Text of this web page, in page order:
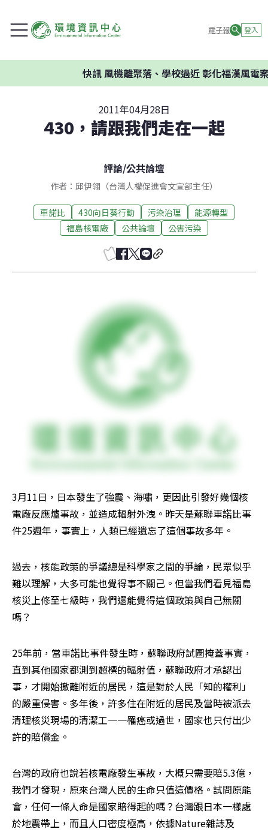
電子報 登入
快訊風機離聚落、學校過近 彰化福漢風電案
2011年04月28日
430，請跟我們走在一起
評論/公共論壇
作者：邱伊翎（台灣人權促進會文宣部主任）
車諾比 430向日葵行動 污染治理
能源轉型
福島核電廠
公共論壇 公害污染
3月11日，日本發生了強震、海嘯，更因此引發好幾個核
電廠反應爐事故，並造成輻射外洩。昨天是蘇聯車諾比事
件25週年，事實上，人類已經遺忘了這個事故多年。
過去，核能政策的爭議總是科學家之間的爭論，民眾似乎
難以理解，大多可能也覺得事不關己。但當我們看見福島
核災上修至七級時，我們還能覺得這個政策與自己無關
嗎？
25年前，當車諾比事件發生時，蘇聯政府試圖掩蓋事實，
直到其他國家都測到超標的輻射值，蘇聯政府才承認出
事，才開始撤離附近的居民，這是對於人民「知的權利」
的嚴重侵害。多年後，許多住在附近的居民及當時被派去
清理核災現場的清潔工一一罹癌或過世，國家也只付出少
許的賠償金。
台灣的政府也說若核電廠發生事故，大概只需要賠5.3億，
我們才發現，原來台灣人民的生命只值這價格。試問原能
會，任何一條人命是國家賠得起的嗎？台灣跟日本一樣處
於地震帶上，而且人口密度極高，依據Nature雜誌及